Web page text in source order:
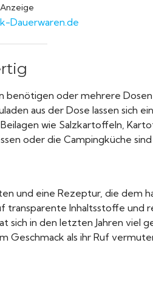
Anzeige
benötigen oder mehrere
aus der Dose lassen sich
wie Salzkartoffeln,
oder die Campingküche
und eine Rezeptur, die dem
transparente Inhaltsstoffe und
sich in den letzten Jahren viel
als ihr Ruf